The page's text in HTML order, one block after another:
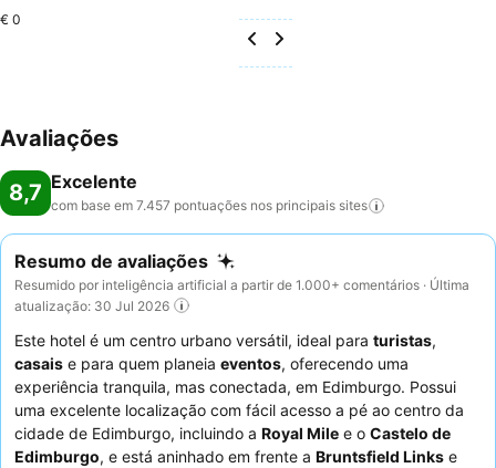
€ 0
Avaliações
8,7 Excelente
com base em 7.457 pontuações nos principais sites
Resumo de avaliações
Resumido por inteligência artificial a partir de 1.000+ comentários · Última
atualização: 30 Jul 2026
Este hotel é um centro urbano versátil, ideal para turistas,
casais e para quem planeia eventos, oferecendo uma
experiência tranquila, mas conectada, em Edimburgo. Possui
uma excelente localização com fácil acesso a pé ao centro da
cidade de Edimburgo, incluindo a Royal Mile e o Castelo de
Edimburgo, e está aninhado em frente a Bruntsfield Links e